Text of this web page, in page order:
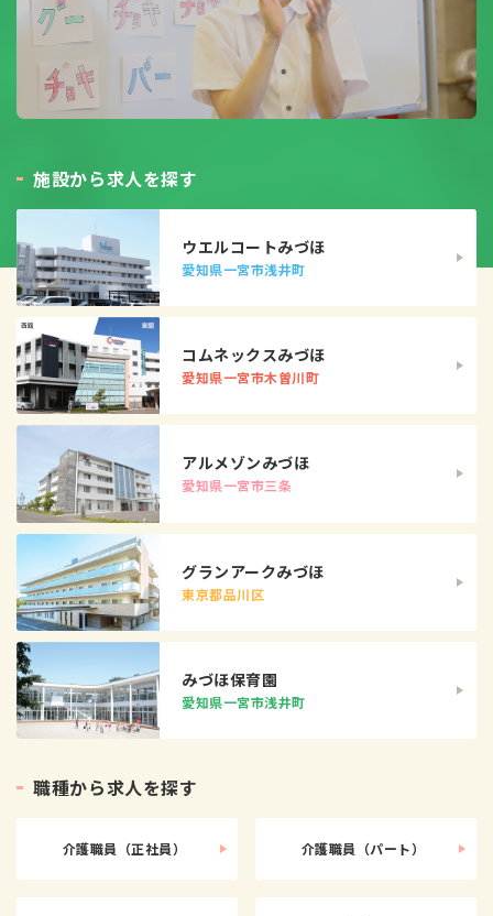
施設から求人を探す
ウエルコートみづほ
愛知県一宮市浅井町
コムネックスみづほ
愛知県一宮市木曽川町
アルメゾンみづほ
愛知県一宮市三条
グランアークみづほ
東京都品川区
みづほ保育園
愛知県一宮市浅井町
職種から求人を探す
介護職員（正社員） 介護職員（パート）